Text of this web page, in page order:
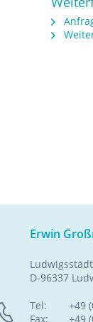
Erwin
D-96337
Tel:
Fax:
+49
+49